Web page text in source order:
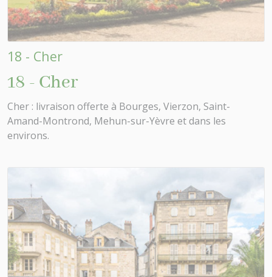
18 - Cher
18 - Cher
Cher : livraison offerte à Bourges, Vierzon, Saint-
Amand-Montrond, Mehun-sur-Yèvre et dans les
environs.